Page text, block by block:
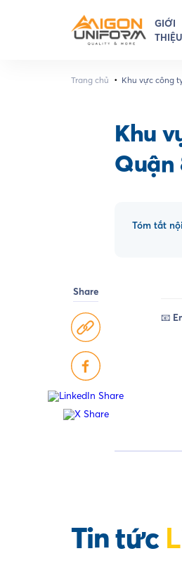
GIỚI
THIỆU
Trang chủ • Khu vực công
Khu
Quận
Tóm tắt
Share
📧
Tin tức